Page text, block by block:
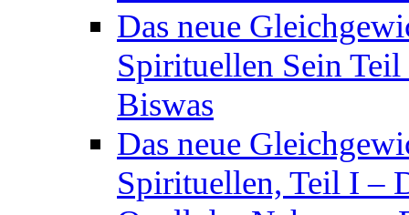
Das neue
Spirituellen Sein
Biswas
Das neue
Spirituellen, Teil I –